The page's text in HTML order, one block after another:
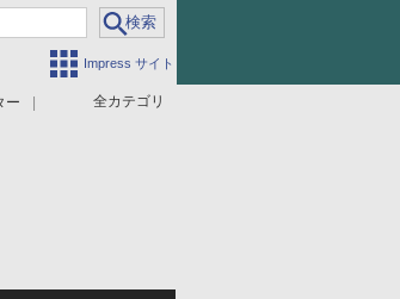
Impress サイト
全カテゴリ
ー